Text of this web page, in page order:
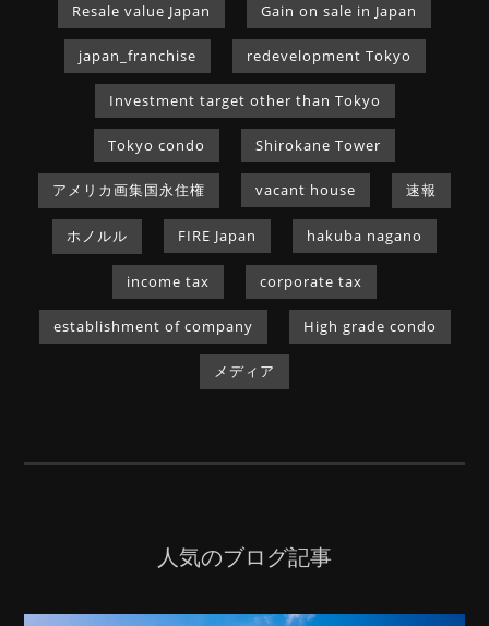
Resale value Japan Gain on sale in Japan
japan_franchise redevelopment Tokyo
Investment target other than Tokyo
Tokyo condo Shirokane Tower
アメリカ画集国永住権 vacant house 速報
ホノルル FIRE Japan hakuba nagano
income tax corporate tax
establishment of company High grade condo
メディア
人気のブログ記事